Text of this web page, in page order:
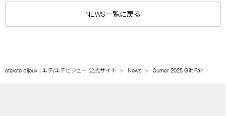
NEWS一覧に戻る
ete/ete bijoux | エテ/エテビジュー 公式サイト News Sumer 2025 Gift Fair